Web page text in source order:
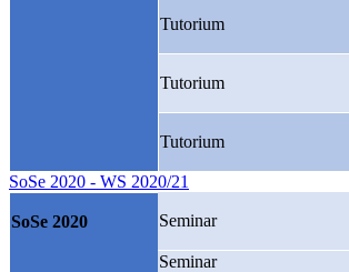
Tutorium
Tutorium
Tutorium
SoSe 2020 - WS 2020/21
SoSe 2020 Seminar
Seminar